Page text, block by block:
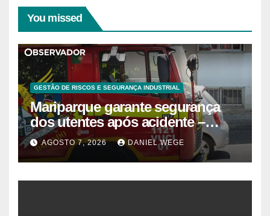
You missed
GESTÃO DE RISCOS E SEGURANÇA INDUSTRIAL
Mariparque garante segurança
dos utentes após acidente –
Observador
AGOSTO 7, 2026 DANIEL WEGE